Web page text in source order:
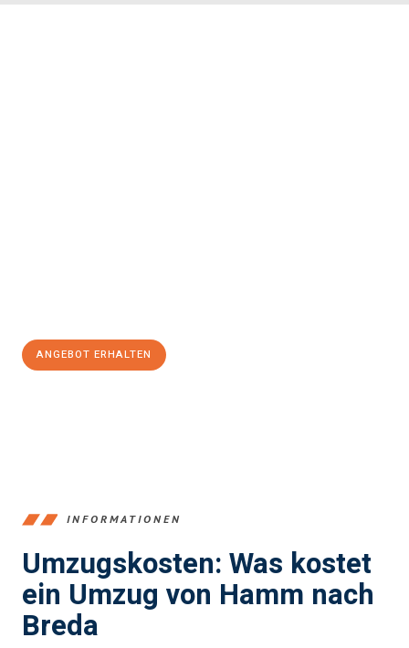
ANGEBOT ERHALTEN
INFORMATIONEN
Umzugskosten: Was kostet
ein Umzug von Hamm nach
Breda